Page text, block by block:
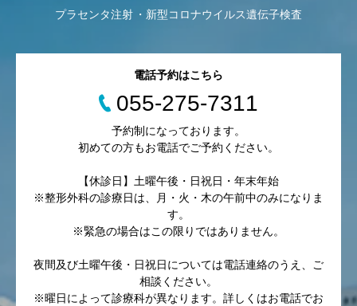
プラセンタ注射
新型コロナウイルス遺伝子検査
電話予約はこちら
055-275-7311
予約制になっております。
初めての方もお電話でご予約ください。
【休診日】土曜午後・日祝日・年末年始
※整形外科の診療日は、月・火・木の午前中のみになりま
す。
※緊急の場合はこの限りではありません。
夜間及び土曜午後・日祝日については電話連絡のうえ、ご
相談ください。
※曜日によって診療科が異なります。詳しくはお電話でお